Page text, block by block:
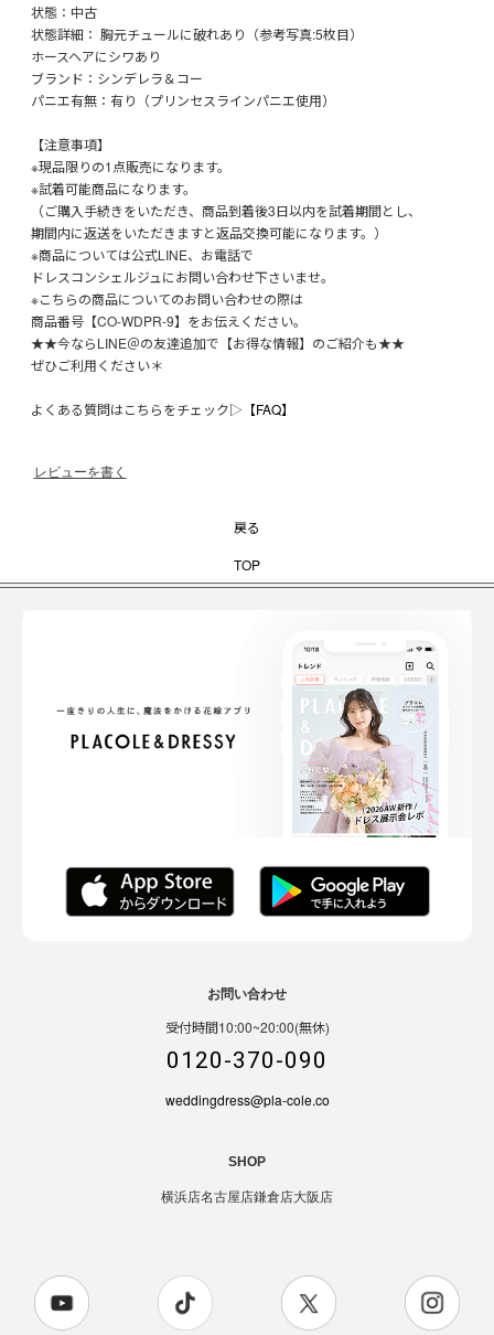
状態：中古
状態詳細： 胸元チュールに破れあり（参考写真:5枚目）
ホースヘアにシワあり
ブランド：シンデレラ＆コー
パニエ有無：有り（プリンセスラインパニエ使用）
【注意事項】
※現品限りの1点販売になります。
※試着可能商品になります。
（ご購入手続きをいただき、商品到着後3日以内を試着期間とし、
期間内に返送をいただきますと返品交換可能になります。）
※商品については公式LINE、お電話で
ドレスコンシェルジュにお問い合わせ下さいませ。
※こちらの商品についてのお問い合わせの際は
商品番号【CO-WDPR-9】をお伝えください。
★★今ならLINE＠の友達追加で【お得な情報】のご紹介も★★
ぜひご利用ください＊
よくある質問はこちらをチェック▷ 【FAQ】
レビューを書く
戻る
TOP
お問い合わせ
受付時間10:00~20:00(無休)
0120-370-090
weddingdress@pla-cole.co
SHOP
横浜店名古屋店鎌倉店大阪店